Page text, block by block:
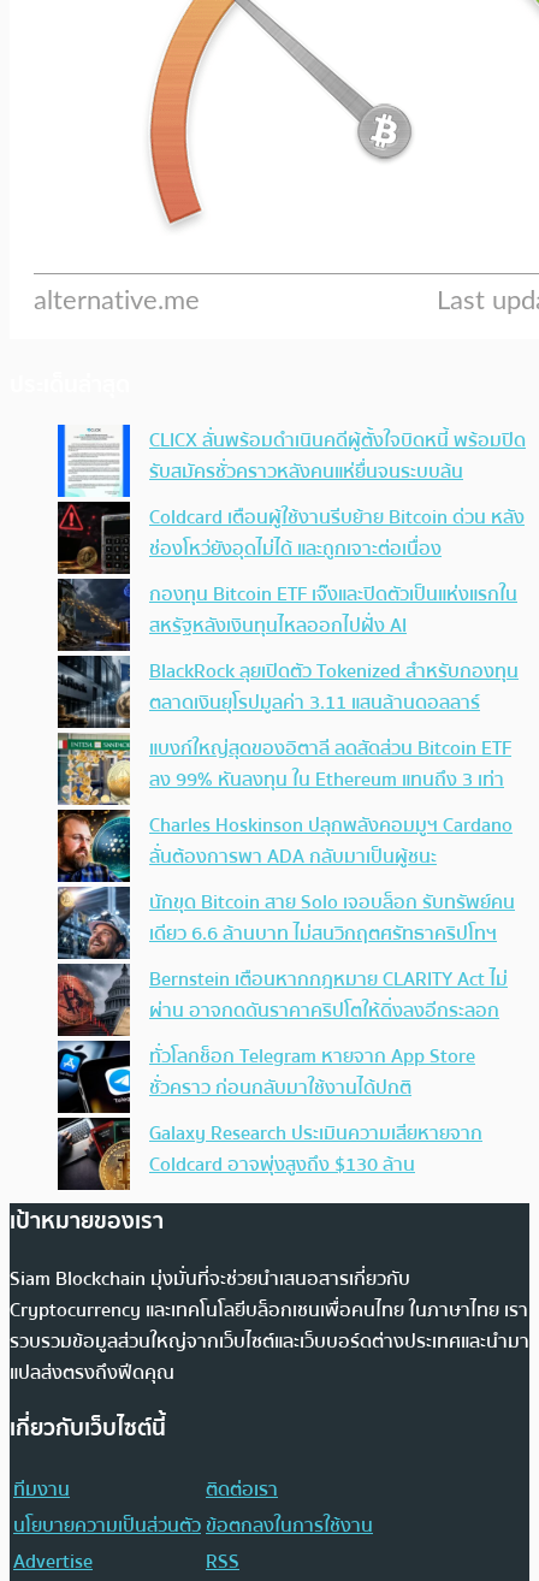
CLICX ลั่นพร้อมดำเนินคดีผู้ตั้งใจบิดหนี้ พร้อมปิด
รับสมัครชั่วคราวหลังคนแห่ยื่นจนระบบล้น
Coldcard เตือนผู้ใช้งานรีบย้าย Bitcoin ด่วน หลัง
ช่องโหว่ยังอุดไม่ได้ และถูกเจาะต่อเนื่อง
กองทุน Bitcoin ETF เจ๊งและปิดตัวเป็นแห่งแรกใน
สหรัฐหลังเงินทุนไหลออกไปฝั่ง AI
BlackRock ลุยเปิดตัว Tokenized สำหรับกองทุน
ตลาดเงินยุโรปมูลค่า 3.11 แสนล้านดอลลาร์
แบงก์ใหญ่สุดของอิตาลี ลดสัดส่วน Bitcoin ETF
ลง 99% หันลงทุน ใน Ethereum แทนถึง 3 เท่า
Charles Hoskinson ปลุกพลังคอมมูฯ Cardano
ลั่นต้องการพา ADA กลับมาเป็นผู้ชนะ
นักขุด Bitcoin สาย Solo เจอบล็อก รับทรัพย์คน
เดียว 6.6 ล้านบาท ไม่สนวิกฤตศรัทธาคริปโทฯ
Bernstein เตือนหากกฎหมาย CLARITY Act ไม่
ผ่าน อาจกดดันราคาคริปโตให้ดิ่งลงอีกระลอก
ทั่วโลกช็อก Telegram หายจาก App Store
ชั่วคราว ก่อนกลับมาใช้งานได้ปกติ
Galaxy Research ประเมินความเสียหายจาก
Coldcard อาจพุ่งสูงถึง $130 ล้าน
เป้าหมายของเรา
Siam Blockchain มุ่งมั่นที่จะช่วยนำเสนอสารเกี่ยวกับ
Cryptocurrency และเทคโนโลยีบล็อกเชนเพื่อคนไทย ในภาษาไทย เรา
รวบรวมข้อมูลส่วนใหญ่จากเว็บไซต์และเว็บบอร์ดต่างประเทศและนำมา
แปลส่งตรงถึงฟีดคุณ
เกี่ยวกับเว็บไซต์นี้
ทีมงาน
ติดต่อเรา
นโยบายความเป็นส่วนตัวข้อตกลงในการใช้งาน
Advertise
RSS